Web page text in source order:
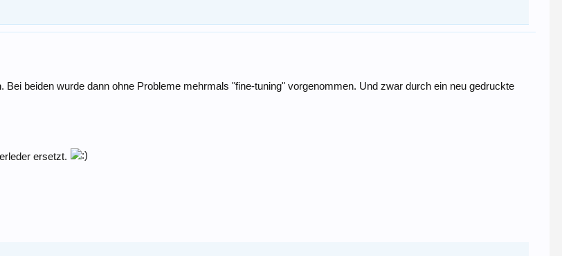
beiden wurde dann ohne Probleme mehrmals "fine-tuning" vorgenommen. Und zwar durch ein neu gedruckte
ersetzt.